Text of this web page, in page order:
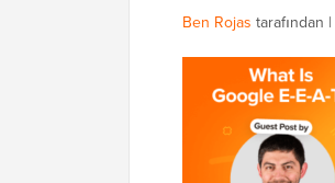
Ben Rojas tarafından |